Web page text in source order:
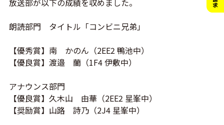
朗読部門 タイトル「コンビニ兄弟」
【優秀賞】南 かのん（2EE2 鴨池中）
【優良賞】渡邉 蘭（1F4 伊敷中）
アナウンス部門
【優良賞】久木山 由華（2EE2 星峯中）
【奨励賞】山路 詩乃（2J4 星峯中）